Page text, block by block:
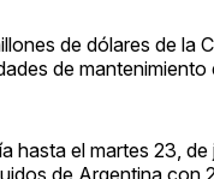
de dólares de
de mantenimiento
hasta el martes 23,
de Argentina